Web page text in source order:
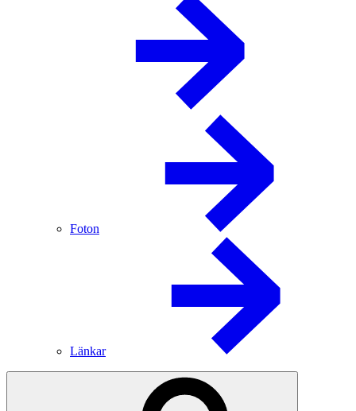
Foton
Länkar